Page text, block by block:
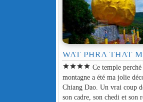
WAT PHRA THAT
starstarstarstar Ce temple
montagne a été ma jolie
Chiang Dao. Un vrai coup
son cadre, son chedi et son